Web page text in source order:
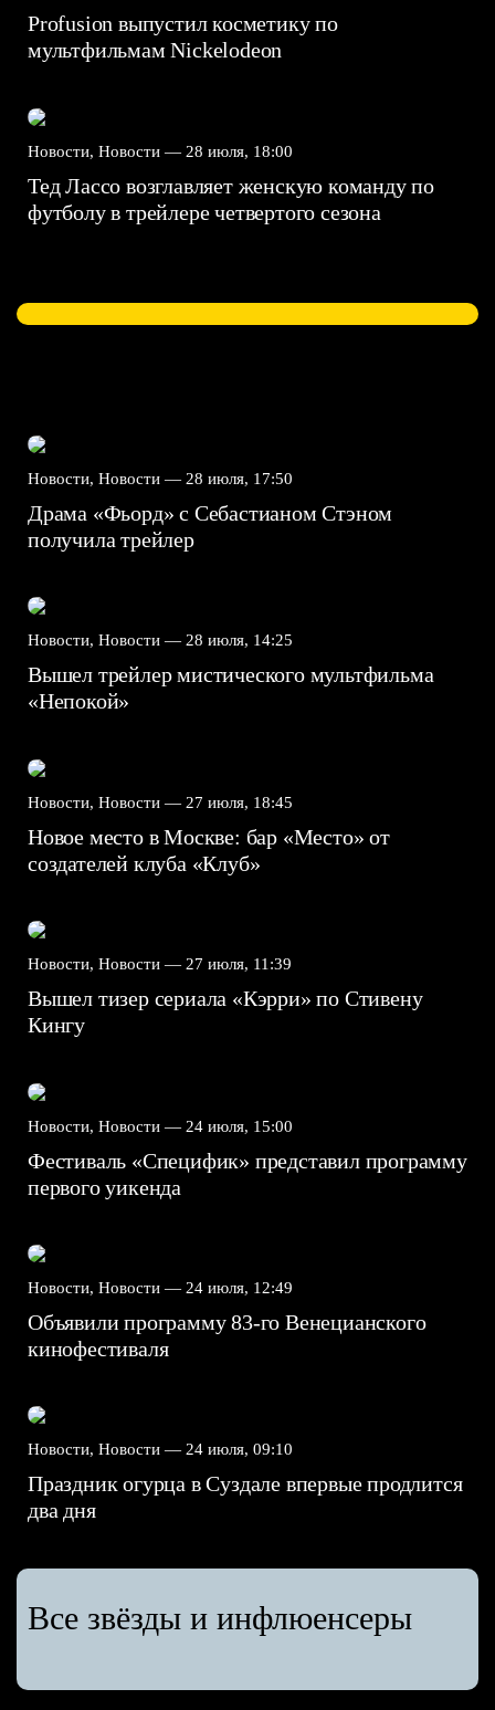
Profusion выпустил косметику по
мультфильмам Nickelodeon
Новости, Новости — 28 июля, 18:00
Тед Лассо возглавляет женскую команду по
футболу в трейлере четвертого сезона
Новости, Новости — 28 июля, 17:50
Драма «Фьорд» с Себастианом Стэном
получила трейлер
Новости, Новости — 28 июля, 14:25
Вышел трейлер мистического мультфильма
«Непокой»
Новости, Новости — 27 июля, 18:45
Новое место в Москве: бар «Место» от
создателей клуба «Клуб»
Новости, Новости — 27 июля, 11:39
Вышел тизер сериала «Кэрри» по Стивену
Кингу
Новости, Новости — 24 июля, 15:00
Фестиваль «Специфик» представил программу
первого уикенда
Новости, Новости — 24 июля, 12:49
Объявили программу 83-го Венецианского
кинофестиваля
Новости, Новости — 24 июля, 09:10
Праздник огурца в Суздале впервые продлится
два дня
Все звёзды и инфлюенсеры